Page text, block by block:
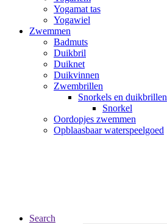
Yogamat tas
Yogawiel
Zwemmen
Badmuts
Duikbril
Duiknet
Duikvinnen
Zwembrillen
Snorkels en duikbrillen
Snorkel
Oordopjes zwemmen
Opblaasbaar waterspeelgoed
Search